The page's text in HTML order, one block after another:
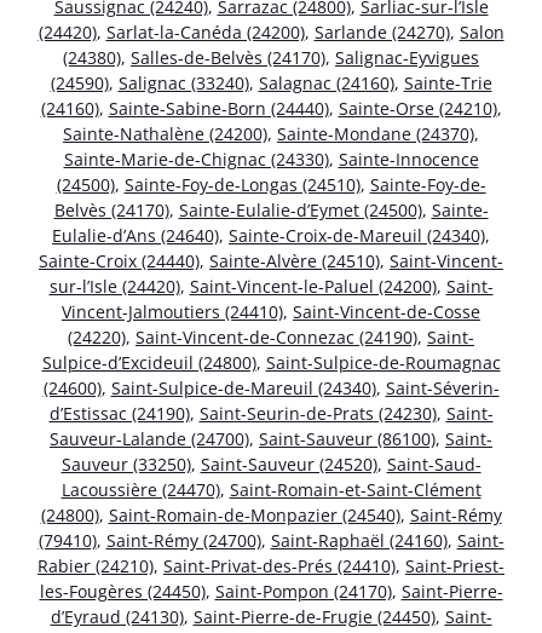
Saussignac (24240), Sarrazac (24800), Sarliac-sur-l’Isle
(24420), Sarlat-la-Canéda (24200), Sarlande (24270), Salon
(24380), Salles-de-Belvès (24170), Salignac-Eyvigues
(24590), Salignac (33240), Salagnac (24160), Sainte-Trie
(24160), Sainte-Sabine-Born (24440), Sainte-Orse (24210),
Sainte-Nathalène (24200), Sainte-Mondane (24370),
Sainte-Marie-de-Chignac (24330), Sainte-Innocence
(24500), Sainte-Foy-de-Longas (24510), Sainte-Foy-de-
Belvès (24170), Sainte-Eulalie-d’Eymet (24500), Sainte-
Eulalie-d’Ans (24640), Sainte-Croix-de-Mareuil (24340),
Sainte-Croix (24440), Sainte-Alvère (24510), Saint-Vincent-
sur-l’Isle (24420), Saint-Vincent-le-Paluel (24200), Saint-
Vincent-Jalmoutiers (24410), Saint-Vincent-de-Cosse
(24220), Saint-Vincent-de-Connezac (24190), Saint-
Sulpice-d’Excideuil (24800), Saint-Sulpice-de-Roumagnac
(24600), Saint-Sulpice-de-Mareuil (24340), Saint-Séverin-
d’Estissac (24190), Saint-Seurin-de-Prats (24230), Saint-
Sauveur-Lalande (24700), Saint-Sauveur (86100), Saint-
Sauveur (33250), Saint-Sauveur (24520), Saint-Saud-
Lacoussière (24470), Saint-Romain-et-Saint-Clément
(24800), Saint-Romain-de-Monpazier (24540), Saint-Rémy
(79410), Saint-Rémy (24700), Saint-Raphaël (24160), Saint-
Rabier (24210), Saint-Privat-des-Prés (24410), Saint-Priest-
les-Fougères (24450), Saint-Pompon (24170), Saint-Pierre-
d’Eyraud (24130), Saint-Pierre-de-Frugie (24450), Saint-